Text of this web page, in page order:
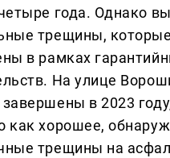
года. Однако
трещины,
в рамках
На улице
в 2023
как хорошее,
трещины на